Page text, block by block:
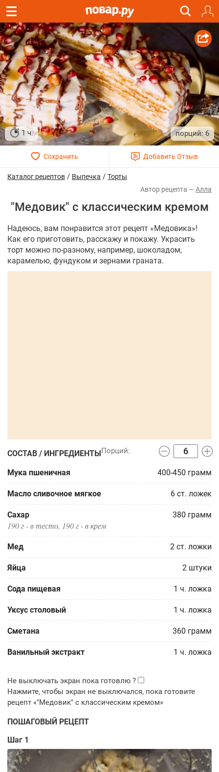
1 ч. 6
Каталог рецептов / Выпечка / Торты
Алла
"Медовик" с классическим кремом
Надеюсь, вам понравится этот рецепт «Медовика»!
Как его приготовить, расскажу и покажу. Украсить
торт можно по-разному, например, шоколадом,
карамелью, фундуком и зернами граната.
СОСТАВ / ИНГРЕДИЕНТЫ
Мука пшеничная 400-450 грамм
Масло сливочное мягкое 6 ст. ложек
Сахар 380 грамм
190 г - в тесто, 190 г - в крем
Мед 2 ст. ложки
Яйца 2 штуки
Сода пищевая 1 ч. ложка
Уксус столовый 1 ч. ложка
Сметана 360 грамм
Ванильный экстракт 1 ч. ложка
ПОШАГОВЫЙ РЕЦЕПТ
Шаг 1